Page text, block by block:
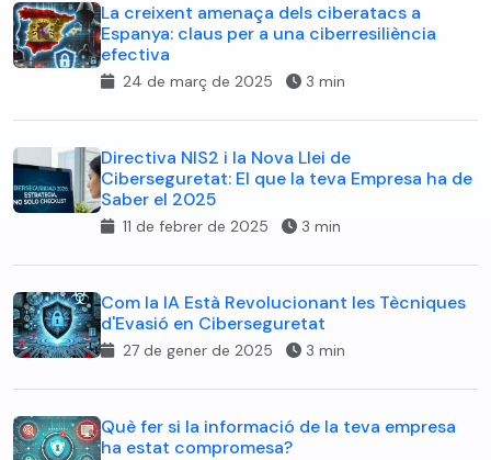
La creixent amenaça dels ciberatacs a
Espanya: claus per a una ciberresiliència
efectiva
24 de març de 2025 3 min
Directiva NIS2 i la Nova Llei de
Ciberseguretat: El que la teva Empresa ha de
Saber el 2025
11 de febrer de 2025 3 min
Com la IA Està Revolucionant les Tècniques
d'Evasió en Ciberseguretat
27 de gener de 2025 3 min
Què fer si la informació de la teva empresa
ha estat compromesa?